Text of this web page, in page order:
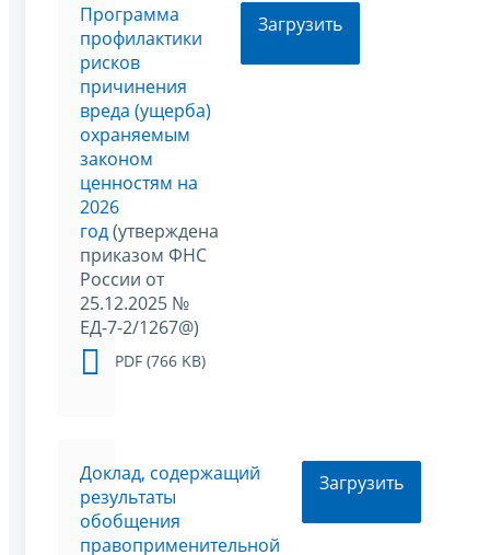
Программа
профилактики
рисков
причинения
вреда (ущерба)
охраняемым
законом
ценностям на
2026
год(утверждена
приказом ФНС
России от
25.12.2025 №
ЕД-7-2/1267@)
PDF (766 KB)
Загрузить
Доклад, содержащий
результаты
обобщения
правоприменительной
Загрузить